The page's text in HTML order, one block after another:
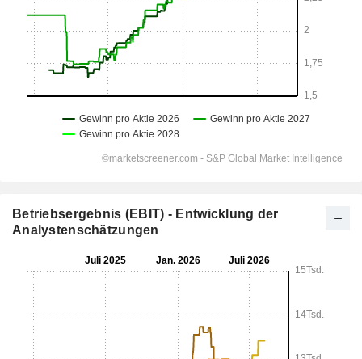
Betriebsergebnis (EBIT) - Entwicklung der
Analystenschätzungen